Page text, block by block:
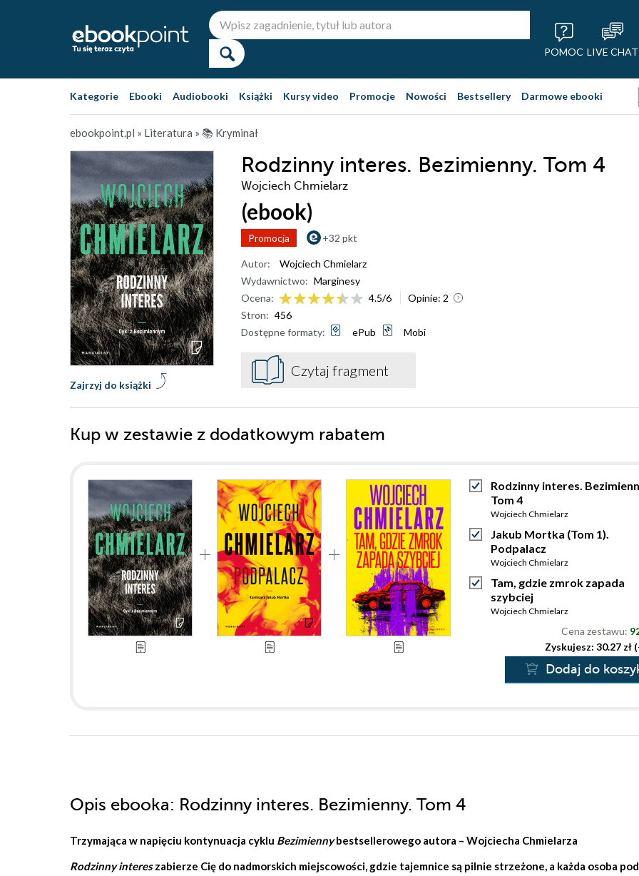
POMOC LIVE CHAT
Kategorie Ebooki Audiobooki Książki Kursy video Promocje Nowości Bestsellery Darmowe ebooki
ebookpoint.pl » Literatura » 📚 Kryminał
Rodzinny interes. Bezimienny. Tom 4
Wojciech Chmielarz
(ebook)
Promocja +32 pkt
Zajrzyj do książki
Autor:
Wojciech Chmielarz
Wydawnictwo: Marginesy
Ocena:
4.5/6 Opinie: 2
Stron: 456
Dostępne formaty:
ePub Mobi
Czytaj fragment
Kup w zestawie z dodatkowym rabatem
Rodzinny interes.
Tom 4
Wojciech Chmielarz
Jakub Mortka (Tom 1).
Podpalacz
Wojciech Chmielarz
Tam, gdzie zmrok zapada
szybciej
Wojciech Chmielarz
Cena zestawu:
Zyskujesz: 30.27 zł
Dodaj do
Opis ebooka: Rodzinny interes. Bezimienny. Tom 4
Trzymająca w napięciu kontynuacja cyklu Bezimiennybestsellerowego autora – Wojciecha Chmielarza
Rodzinny intereszabierze Cię do nadmorskich miejscowości, gdzie tajemnice są pilnie strzeżone, a każda osoba